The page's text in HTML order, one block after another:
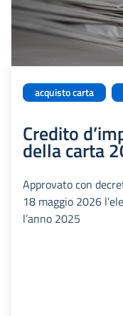
acquisto carta
Credito
della carta
Approvato con
18 maggio 2026
l’anno 2025